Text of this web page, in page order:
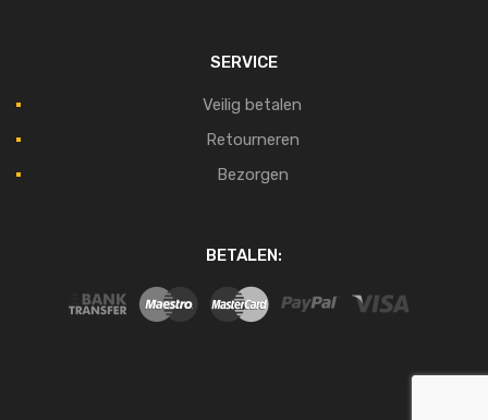
SERVICE
Veilig betalen
Retourneren
Bezorgen
BETALEN: